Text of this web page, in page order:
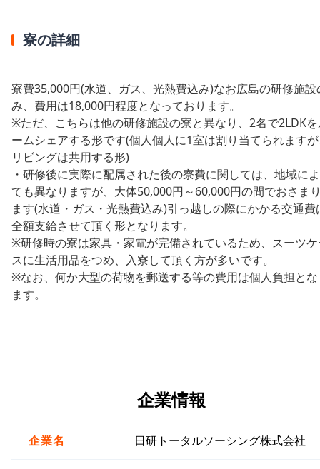
寮の詳細
寮費35,000円(水道、ガス、光熱費込み)なお広島の研修施設
み、費用は18,000円程度となっております。
※ただ、こちらは他の研修施設の寮と異なり、2名で2LDK
ームシェアする形です(個人個人に1室は割り当てられます
リビングは共用する形)
・研修後に実際に配属された後の寮費に関しては、地域に
ても異なりますが、大体50,000円～60,000円の間でおさま
ます(水道・ガス・光熱費込み)引っ越しの際にかかる交通費
全額支給させて頂く形となります。
※研修時の寮は家具・家電が完備されているため、スーツ
スに生活用品をつめ、入寮して頂く方が多いです。
※なお、何か大型の荷物を郵送する等の費用は個人負担と
ます。
企業情報
企業名 日研トータルソーシング株式会社